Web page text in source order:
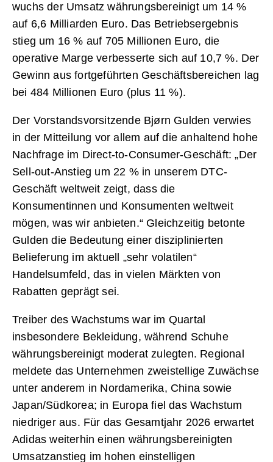
wuchs der Umsatz währungsbereinigt um 14 %
auf 6,6 Milliarden Euro. Das Betriebsergebnis
stieg um 16 % auf 705 Millionen Euro, die
operative Marge verbesserte sich auf 10,7 %. Der
Gewinn aus fortgeführten Geschäftsbereichen lag
bei 484 Millionen Euro (plus 11 %).
Der Vorstandsvorsitzende Bjørn Gulden verwies
in der Mitteilung vor allem auf die anhaltend hohe
Nachfrage im Direct-to-Consumer-Geschäft: „Der
Sell-out-Anstieg um 22 % in unserem DTC-
Geschäft weltweit zeigt, dass die
Konsumentinnen und Konsumenten weltweit
mögen, was wir anbieten.“ Gleichzeitig betonte
Gulden die Bedeutung einer disziplinierten
Belieferung im aktuell „sehr volatilen“
Handelsumfeld, das in vielen Märkten von
Rabatten geprägt sei.
Treiber des Wachstums war im Quartal
insbesondere Bekleidung, während Schuhe
währungsbereinigt moderat zulegten. Regional
meldete das Unternehmen zweistellige Zuwächse
unter anderem in Nordamerika, China sowie
Japan/Südkorea; in Europa fiel das Wachstum
niedriger aus. Für das Gesamtjahr 2026 erwartet
Adidas weiterhin einen währungsbereinigten
Umsatzanstieg im hohen einstelligen